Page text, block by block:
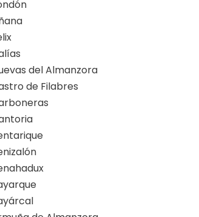
del Almanzora
de Filabres